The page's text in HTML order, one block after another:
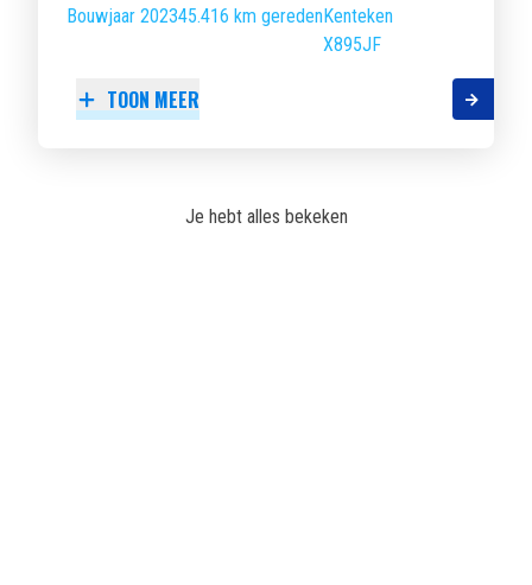
Bouwjaar 202345.416 km geredenKenteken
X895JF
TOON MEER
Je hebt alles bekeken